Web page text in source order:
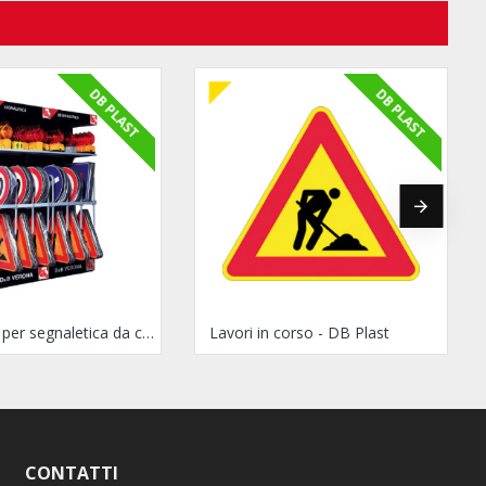
DB PLAST
Espositore per segnaletica da cantiere in DB Plast
DB PLAST
Lavori in corso - DB Plast
CONTATTI